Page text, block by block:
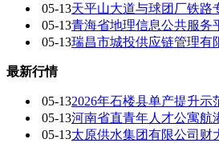
05-13天平山大道与球团厂铁路
05-13青海省地理信息公共服务
05-13瑞昌市城投供应链管理有
最新行情
05-132026年石楼县单产提升示
05-13河南省直青年人才公寓航
05-13太原供水集团有限公司财